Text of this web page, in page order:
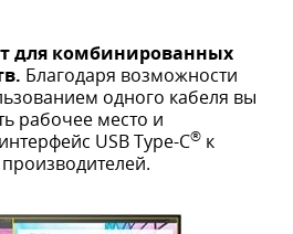
для комбинированных
Благодаря возможности
одного кабеля вы
рабочее место и
USB Type-C® к